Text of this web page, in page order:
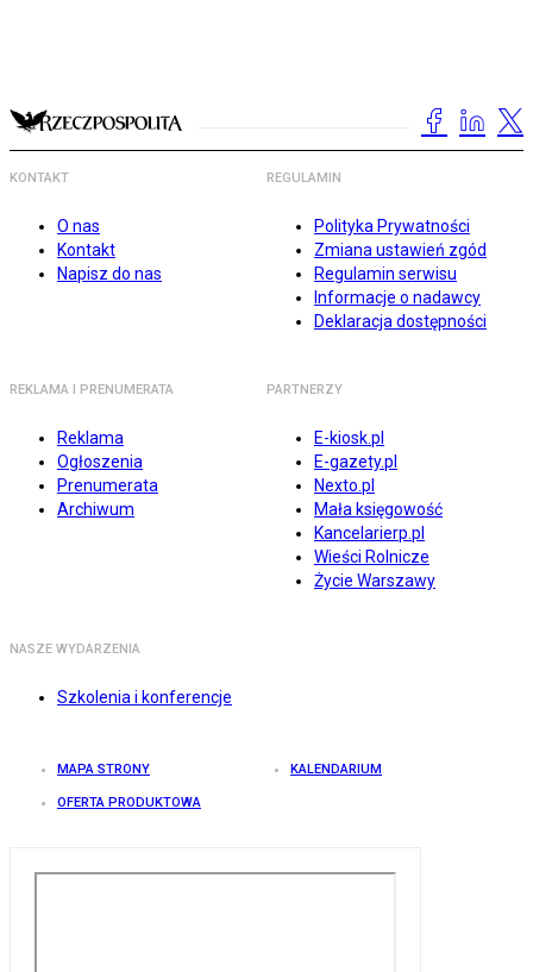
KONTAKT
O nas
Kontakt
Napisz do nas
REGULAMIN
Polityka Prywatności
Zmiana ustawień zgód
Regulamin serwisu
Informacje o nadawcy
Deklaracja dostępności
REKLAMA I PRENUMERATA
Reklama
Ogłoszenia
Prenumerata
Archiwum
PARTNERZY
E-kiosk.pl
E-gazety.pl
Nexto.pl
Mała księgowość
Kancelarierp.pl
Wieści Rolnicze
Życie Warszawy
NASZE WYDARZENIA
Szkolenia i konferencje
MAPA STRONY KALENDARIUM
OFERTA PRODUKTOWA